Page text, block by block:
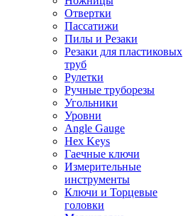
Отвертки
Пассатижи
Пилы и Резаки
Резаки для пластиковых
труб
Рулетки
Ручные труборезы
Угольники
Уровни
Angle Gauge
Hex Keys
Гаечные ключи
Измерительные
инструменты
Ключи и Торцевые
головки